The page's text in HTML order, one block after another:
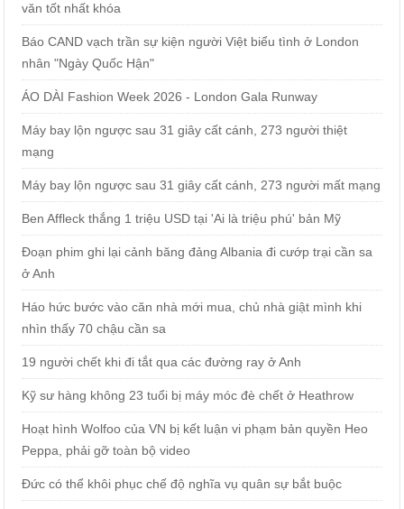
văn tốt nhất khóa
Báo CAND vạch trần sự kiện người Việt biểu tình ở London
nhân "Ngày Quốc Hận"
ÁO DÀI Fashion Week 2026 - London Gala Runway
Máy bay lộn ngược sau 31 giây cất cánh, 273 người thiệt
mạng
Máy bay lộn ngược sau 31 giây cất cánh, 273 người mất mạng
Ben Affleck thắng 1 triệu USD tại 'Ai là triệu phú' bản Mỹ
Đoạn phim ghi lại cảnh băng đảng Albania đi cướp trại cần sa
ở Anh
Háo hức bước vào căn nhà mới mua, chủ nhà giật mình khi
nhìn thấy 70 chậu cần sa
19 người chết khi đi tắt qua các đường ray ở Anh
Kỹ sư hàng không 23 tuổi bị máy móc đè chết ở Heathrow
Hoạt hình Wolfoo của VN bị kết luận vi phạm bản quyền Heo
Peppa, phải gỡ toàn bộ video
Đức có thể khôi phục chế độ nghĩa vụ quân sự bắt buộc